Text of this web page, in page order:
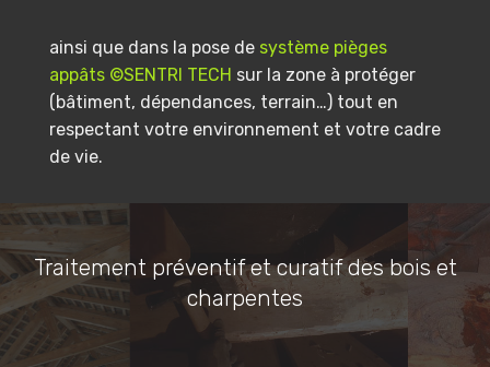
ainsi que dans la pose de système pièges
appâts ©SENTRI TECH sur la zone à protéger
(bâtiment, dépendances, terrain…) tout en
respectant votre environnement et votre cadre
de vie.
Traitement préventif et curatif des bois et
charpentes